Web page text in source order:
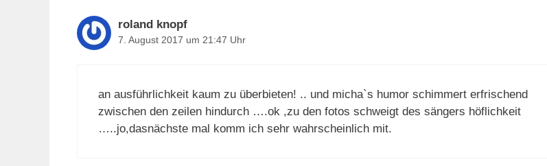
roland knopf
7. August 2017 um 21:47 Uhr
an ausführlichkeit kaum zu überbieten! .. und micha`s humor schimmert erfrischend
zwischen den zeilen hindurch ….ok ,zu den fotos schweigt des sängers höflichkeit
…..jo,dasnächste mal komm ich sehr wahrscheinlich mit.